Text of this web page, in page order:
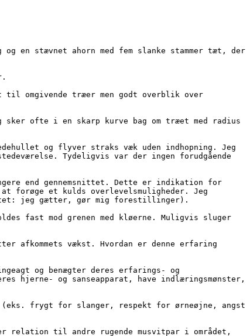
Tydeligvis var der ingen forudgående
forøge et kulds overlevelsmuligheder. Jeg
jeg gætter, gør mig forestillinger).
hjerne- og sanseapparat, have indlæringsmønster,